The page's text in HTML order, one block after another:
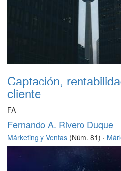
Captación,
cliente
FA
Fernando A. Rivero Duque
Márketing y Ventas (Núm. 81) ·